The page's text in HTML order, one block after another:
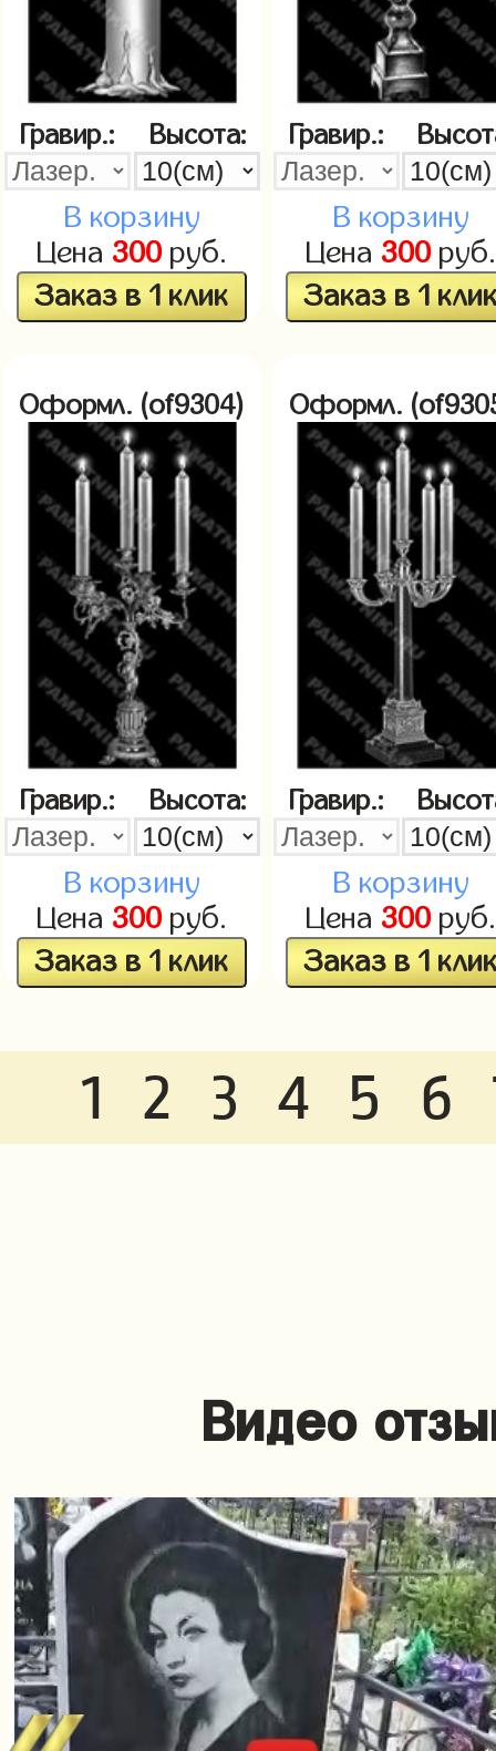
Гравир.: Высота:
В корзину
Цена 300руб.
Заказ в 1 клик
Гравир.:
В корзину
Цена 300руб.
Заказ в 1
Оформл. (of9304)
Гравир.: Высота:
В корзину
Цена 300руб.
Заказ в 1 клик
Оформл.
Гравир.:
В корзину
Цена 300руб.
Заказ в 1
1 2 3 4 5 6
Видео